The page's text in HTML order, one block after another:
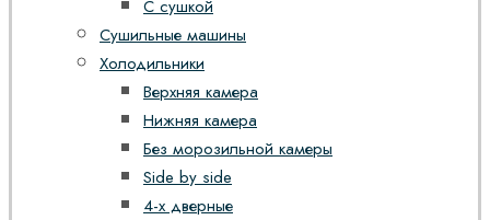
С сушкой
Сушильные машины
Холодильники
Верхняя камера
Нижняя камера
Без морозильной камеры
Side by side
4-х дверные